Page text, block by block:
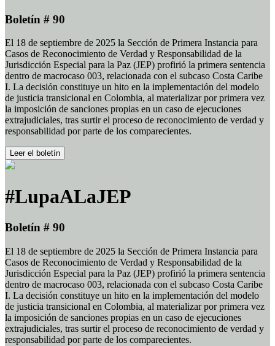
Boletín # 90
El 18 de septiembre de 2025 la Sección de Primera Instancia para
Casos de Reconocimiento de Verdad y Responsabilidad de la
Jurisdicción Especial para la Paz (JEP) profirió la primera sentencia
dentro de macrocaso 003, relacionada con el subcaso Costa Caribe
I. La decisión constituye un hito en la implementación del modelo
de justicia transicional en Colombia, al materializar por primera vez
la imposición de sanciones propias en un caso de ejecuciones
extrajudiciales, tras surtir el proceso de reconocimiento de verdad y
responsabilidad por parte de los comparecientes.
Leer el boletín
#LupaALaJEP
Boletín # 90
El 18 de septiembre de 2025 la Sección de Primera Instancia para
Casos de Reconocimiento de Verdad y Responsabilidad de la
Jurisdicción Especial para la Paz (JEP) profirió la primera sentencia
dentro de macrocaso 003, relacionada con el subcaso Costa Caribe
I. La decisión constituye un hito en la implementación del modelo
de justicia transicional en Colombia, al materializar por primera vez
la imposición de sanciones propias en un caso de ejecuciones
extrajudiciales, tras surtir el proceso de reconocimiento de verdad y
responsabilidad por parte de los comparecientes.